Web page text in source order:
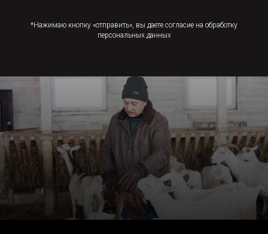
*Нажимаю кнопку «отправить», вы даете согласие на обработку
персональных данных